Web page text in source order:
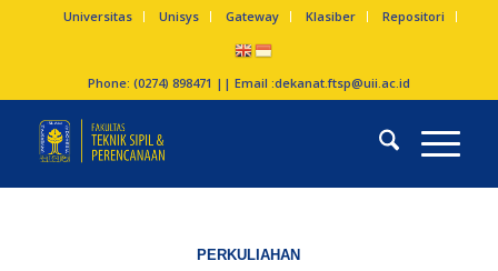
Universitas Unisys Gateway Klasiber Repositori
Phone: (0274) 898471 || Email :dekanat.ftsp@uii.ac.id
PERKULIAHAN